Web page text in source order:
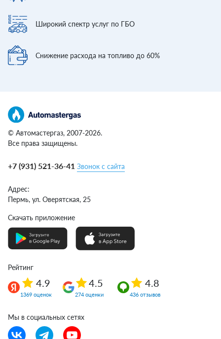
Широкий спектр услуг по ГБО
Снижение расхода на топливо до 60%
© Автомастергаз, 2007-2026.
Все права защищены.
+7 (931) 521-36-41 Звонок с сайта
Адрес:
Пермь, ул. Оверятская, 25
Скачать приложение
Рейтинг
4.9
1369 оценок
4.5
274 оценки
4.8
436 отзывов
Мы в социальных сетях